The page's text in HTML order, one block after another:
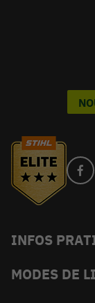
INFOS
Blog
MODES DE